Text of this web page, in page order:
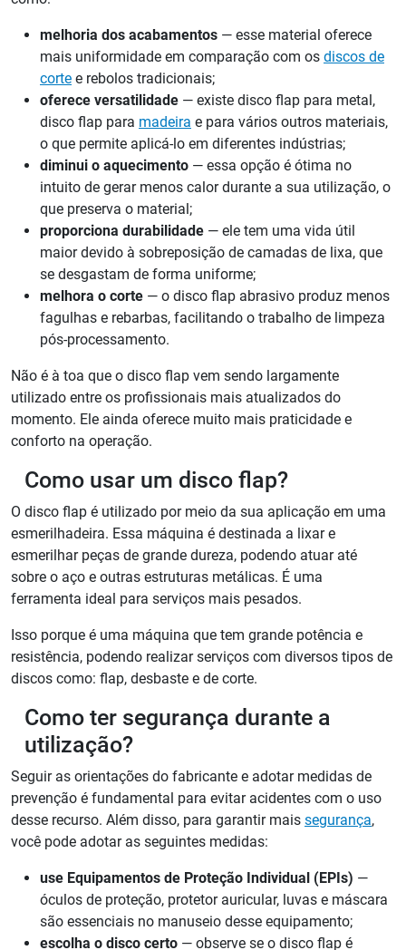
melhoria dos acabamentos — esse material oferece
mais uniformidade em comparação com os discos de
corte e rebolos tradicionais;
oferece versatilidade — existe disco flap para metal,
disco flap para madeira e para vários outros materiais,
o que permite aplicá-lo em diferentes indústrias;
diminui o aquecimento — essa opção é ótima no
intuito de gerar menos calor durante a sua utilização, o
que preserva o material;
proporciona durabilidade — ele tem uma vida útil
maior devido à sobreposição de camadas de lixa, que
se desgastam de forma uniforme;
melhora o corte — o disco flap abrasivo produz menos
fagulhas e rebarbas, facilitando o trabalho de limpeza
pós-processamento.
Não é à toa que o disco flap vem sendo largamente
utilizado entre os profissionais mais atualizados do
momento. Ele ainda oferece muito mais praticidade e
conforto na operação.
Como usar um disco flap?
O disco flap é utilizado por meio da sua aplicação em uma
esmerilhadeira. Essa máquina é destinada a lixar e
esmerilhar peças de grande dureza, podendo atuar até
sobre o aço e outras estruturas metálicas. É uma
ferramenta ideal para serviços mais pesados.
Isso porque é uma máquina que tem grande potência e
resistência, podendo realizar serviços com diversos tipos de
discos como: flap, desbaste e de corte.
Como ter segurança durante a
utilização?
Seguir as orientações do fabricante e adotar medidas de
prevenção é fundamental para evitar acidentes com o uso
desse recurso. Além disso, para garantir mais segurança,
você pode adotar as seguintes medidas:
use Equipamentos de Proteção Individual (EPIs) —
óculos de proteção, protetor auricular, luvas e máscara
são essenciais no manuseio desse equipamento;
escolha o disco certo — observe se o disco flap é